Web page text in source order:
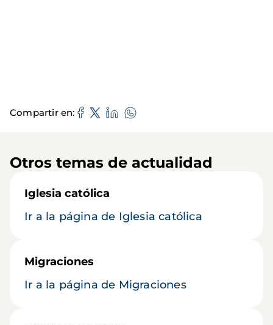
Compartir en
Otros temas de actualidad
Iglesia católica
Ir a la página de Iglesia católica
Migraciones
Ir a la página de Migraciones